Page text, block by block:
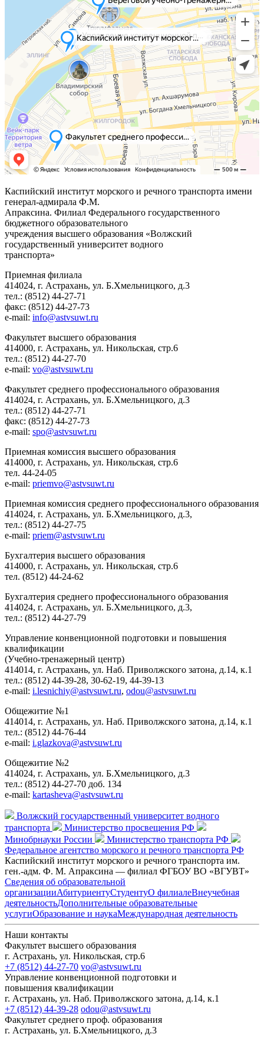
Каспийский институт морского и речного транспорта имени
генерал-адмирала Ф.М.
Апраксина. Филиал Федерального государственного
бюджетного образовательного
учреждения высшего образования «Волжский
государственный университет водного
транспорта»
Приемная филиала
414024, г. Астрахань, ул. Б.Хмельницкого, д.3
тел.: (8512) 44-27-71
факс: (8512) 44-27-73
e-mail: info@astvsuwt.ru
Факультет высшего образования
414000, г. Астрахань, ул. Никольская, стр.6
тел.: (8512) 44-27-70
e-mail: vo@astvsuwt.ru
Факультет среднего профессионального образования
414024, г. Астрахань, ул. Б.Хмельницкого, д.3
тел.: (8512) 44-27-71
факс: (8512) 44-27-73
e-mail: spo@astvsuwt.ru
Приемная комиссия высшего образования
414000, г. Астрахань, ул. Никольская, стр.6
тел. 44-24-05
e-mail: priemvo@astvsuwt.ru
Приемная комиссия среднего профессионального образования
414024, г. Астрахань, ул. Б.Хмельницкого, д.3,
тел.: (8512) 44-27-75
e-mail: priem@astvsuwt.ru
Бухгалтерия высшего образования
414000, г. Астрахань, ул. Никольская, стр.6
тел. (8512) 44-24-62
Бухгалтерия среднего профессионального образования
414024, г. Астрахань, ул. Б.Хмельницкого, д.3,
тел.: (8512) 44-27-79
Управление конвенционной подготовки и повышения
квалификации
(Учебно-тренажерный центр)
414014, г. Астрахань, ул. Наб. Приволжского затона, д.14, к.1
тел.: (8512) 44-39-28, 30-62-19, 44-39-13
e-mail: i.lesnichiy@astvsuwt.ru, odou@astvsuwt.ru
Общежитие №1
414014, г. Астрахань, ул. Наб. Приволжского затона, д.14, к.1
тел.: (8512) 44-76-44
e-mail: i.glazkova@astvsuwt.ru
Общежитие №2
414024, г. Астрахань, ул. Б.Хмельницкого, д.3
тел.: (8512) 44-27-70 доб. 134
e-mail: kartasheva@astvsuwt.ru
Волжский государственный университет водного
транспорта
Министерство просвещения РФ
Минобрнауки России
Министерство транспорта РФ
Федеральное агентство морского и речного транспорта РФ
Каспийский институт морского и речного транспорта им.
ген.-адм. Ф. М. Апраксина — филиал ФГБОУ ВО «ВГУВТ»
Сведения об образовательной
организацииАбитуриентуСтудентуО филиалеВнеучебная
деятельностьДополнительные образовательные
услугиОбразование и наукаМеждународная деятельность
Наши контакты
Факультет высшего образования
г. Астрахань, ул. Никольская, стр.6
+7 (8512) 44-27-70 vo@astvsuwt.ru
Управление конвенционной подготовки и
повышения квалификации
г. Астрахань, ул. Наб. Приволжского затона, д.14, к.1
+7 (8512) 44-39-28 odou@astvsuwt.ru
Факультет среднего проф. образования
г. Астрахань, ул. Б.Хмельницкого, д.3